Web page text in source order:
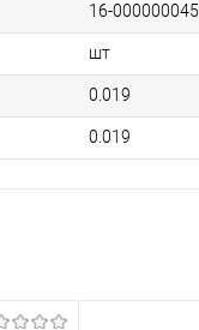
16-
шт
0.019
0.019